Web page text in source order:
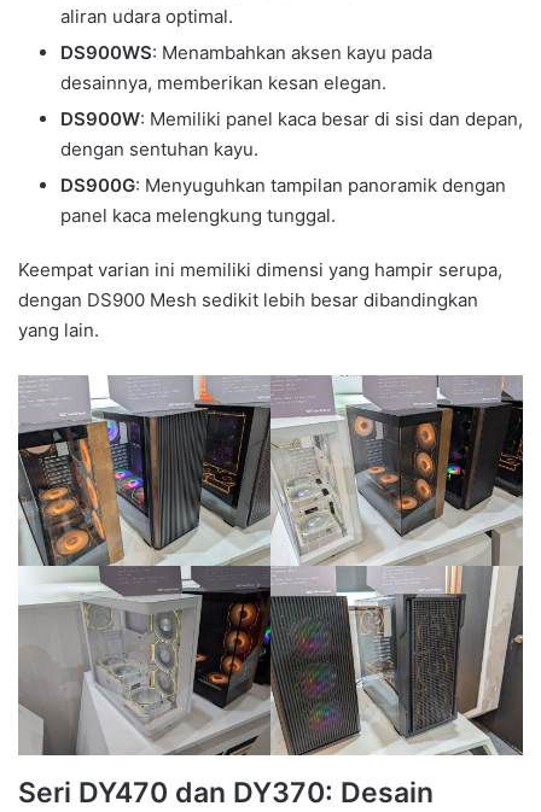
aliran udara optimal.
DS900WS: Menambahkan aksen kayu pada
desainnya, memberikan kesan elegan.
DS900W: Memiliki panel kaca besar di sisi dan depan,
dengan sentuhan kayu.
DS900G: Menyuguhkan tampilan panoramik dengan
panel kaca melengkung tunggal.
Keempat varian ini memiliki dimensi yang hampir serupa,
dengan DS900 Mesh sedikit lebih besar dibandingkan
yang lain.
Seri DY470 dan DY370: Desain